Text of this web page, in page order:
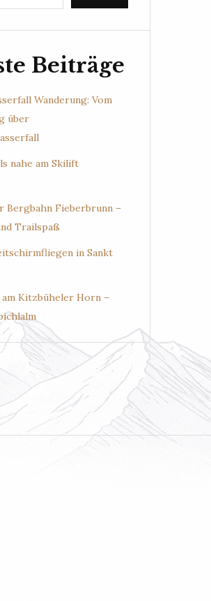
Beiträge
Wanderung: Vom
über
nahe am Skilift
Bergbahn Fieberbrunn –
Trailspaß
in Sankt
am Kitzbüheler Horn –